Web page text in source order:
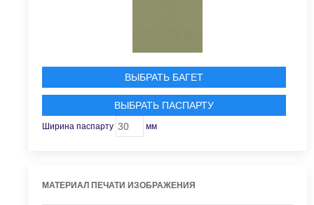
ВЫБРАТЬ БАГЕТ
ВЫБРАТЬ ПАСПАРТУ
Ширина паспарту мм
МАТЕРИАЛ ПЕЧАТИ ИЗОБРАЖЕНИЯ